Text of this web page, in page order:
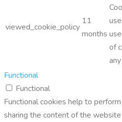
viewed_cookie_policy
11
months
of
Functional
Functional
Functional cookies help to
sharing the content of the